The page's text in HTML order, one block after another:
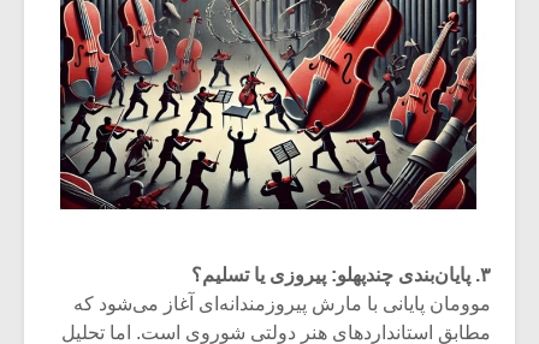
۳. پایان‌بندی چندپهلو: پیروزی یا تسلیم؟
موومان پایانی با مارش پیروزمندانه‌ای آغاز می‌شود که
مطابق استانداردهای هنر دولتی شوروی است. اما تحلیل